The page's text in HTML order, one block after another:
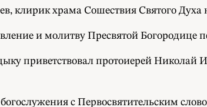
клирик храма Сошествия Святого
и молитву Пресвятой Богородице
приветствовал протоиерей Николай
с Первосвятительским